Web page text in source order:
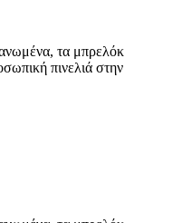
τα μπρελόκ
πινελιά στην